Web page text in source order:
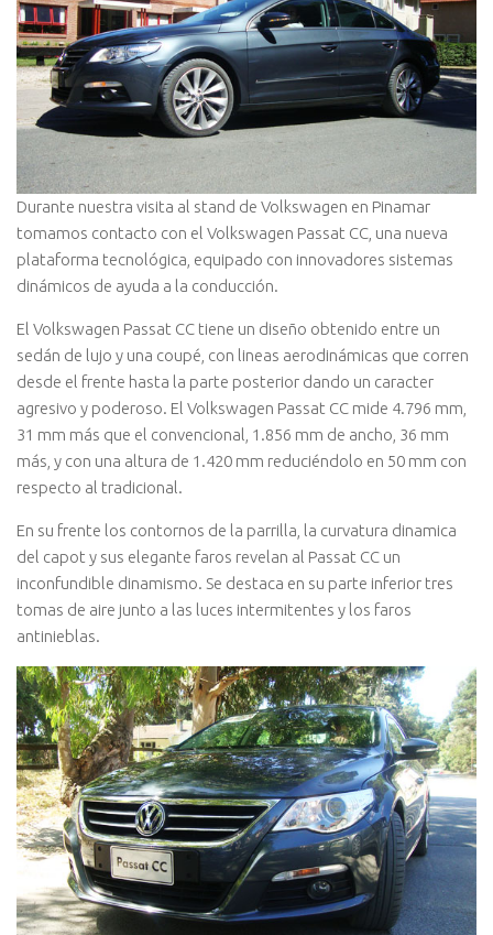
Durante nuestra visita al stand de Volkswagen en Pinamar
tomamos contacto con el Volkswagen Passat CC, una nueva
plataforma tecnológica, equipado con innovadores sistemas
dinámicos de ayuda a la conducción.
El Volkswagen Passat CC tiene un diseño obtenido entre un
sedán de lujo y una coupé, con lineas aerodinámicas que corren
desde el frente hasta la parte posterior dando un caracter
agresivo y poderoso. El Volkswagen Passat CC mide 4.796 mm,
31 mm más que el convencional, 1.856 mm de ancho, 36 mm
más, y con una altura de 1.420 mm reduciéndolo en 50 mm con
respecto al tradicional.
En su frente los contornos de la parrilla, la curvatura dinamica
del capot y sus elegante faros revelan al Passat CC un
inconfundible dinamismo. Se destaca en su parte inferior tres
tomas de aire junto a las luces intermitentes y los faros
antinieblas.